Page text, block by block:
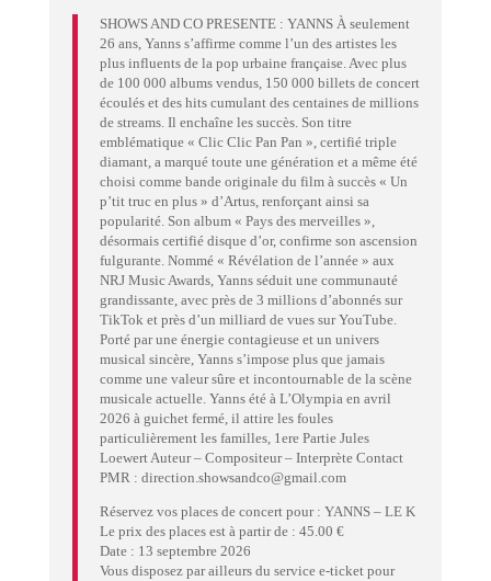
SHOWS AND CO PRESENTE : YANNS À seulement
26 ans, Yanns s’affirme comme l’un des artistes les
plus influents de la pop urbaine française. Avec plus
de 100 000 albums vendus, 150 000 billets de concert
écoulés et des hits cumulant des centaines de millions
de streams. Il enchaîne les succès. Son titre
emblématique « Clic Clic Pan Pan », certifié triple
diamant, a marqué toute une génération et a même été
choisi comme bande originale du film à succès « Un
p’tit truc en plus » d’Artus, renforçant ainsi sa
popularité. Son album « Pays des merveilles »,
désormais certifié disque d’or, confirme son ascension
fulgurante. Nommé « Révélation de l’année » aux
NRJ Music Awards, Yanns séduit une communauté
grandissante, avec près de 3 millions d’abonnés sur
TikTok et près d’un milliard de vues sur YouTube.
Porté par une énergie contagieuse et un univers
musical sincère, Yanns s’impose plus que jamais
comme une valeur sûre et incontournable de la scène
musicale actuelle. Yanns été à L’Olympia en avril
2026 à guichet fermé, il attire les foules
particulièrement les familles, 1ere Partie Jules
Loewert Auteur – Compositeur – Interprète Contact
PMR : direction.showsandco@gmail.com
Réservez vos places de concert pour : YANNS – LE K
Le prix des places est à partir de : 45.00 €
Date : 13 septembre 2026
Vous disposez par ailleurs du service e-ticket pour